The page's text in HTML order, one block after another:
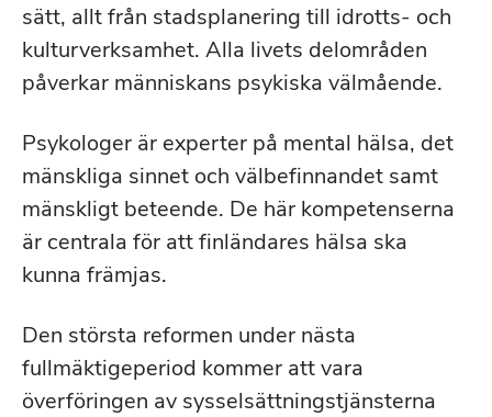
sätt, allt från stadsplanering till idrotts- och
kulturverksamhet. Alla livets delområden
påverkar människans psykiska välmående.
Psykologer är experter på mental hälsa, det
mänskliga sinnet och välbefinnandet samt
mänskligt beteende. De här kompetenserna
är centrala för att finländares hälsa ska
kunna främjas.
Den största reformen under nästa
fullmäktigeperiod kommer att vara
överföringen av sysselsättningstjänsterna